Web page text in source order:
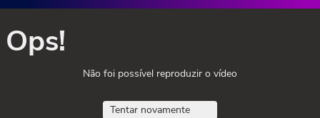
Ops!
Não foi possível reproduzir o vídeo
Tentar novamente